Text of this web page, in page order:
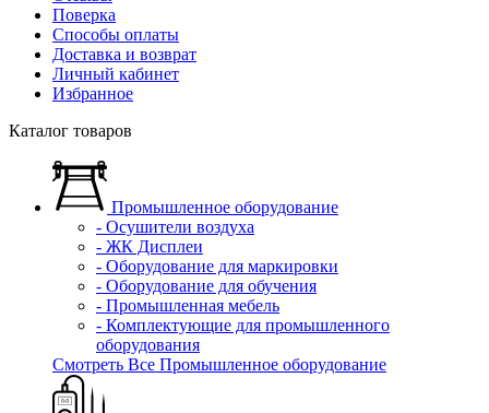
Поверка
Способы оплаты
Доставка и возврат
Личный кабинет
Избранное
Каталог товаров
Промышленное оборудование
- Осушители воздуха
- ЖК Дисплеи
- Оборудование для маркировки
- Оборудование для обучения
- Промышленная мебель
- Комплектующие для промышленного
оборудования
Смотреть Все Промышленное оборудование